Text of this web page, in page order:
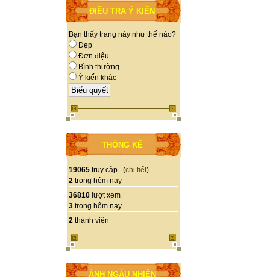
ĐIỀU TRA Ý KIẾN
Bạn thấy trang này như thế nào?
Đẹp
Đơn điệu
Bình thường
Ý kiến khác
THỐNG KÊ
19065 truy cập (chi tiết)
2 trong hôm nay
36810 lượt xem
3 trong hôm nay
2 thành viên
ẢNH NGẪU NHIÊN